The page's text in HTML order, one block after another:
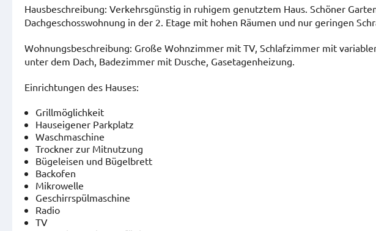
Hausbeschreibung: Verkehrsgünstig in ruhigem genutztem Haus. Schöner
Dachgeschosswohnung in der 2. Etage mit hohen Räumen und nur geringen
Wohnungsbeschreibung: Große Wohnzimmer mit TV, Schlafzimmer mit
unter dem Dach, Badezimmer mit Dusche, Gasetagenheizung.
Einrichtungen des Hauses:
Grillmöglichkeit
Hauseigener Parkplatz
Waschmaschine
Trockner zur Mitnutzung
Bügeleisen und Bügelbrett
Backofen
Mikrowelle
Geschirrspülmaschine
Radio
TV